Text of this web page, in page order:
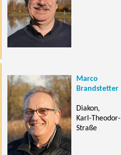
Marco
Brandstetter
Diakon,
Karl-Theodor-
Straße